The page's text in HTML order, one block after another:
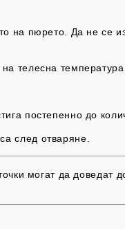
на пюрето. Да не се
телесна
постепенно до
след отваряне.
могат да доведат